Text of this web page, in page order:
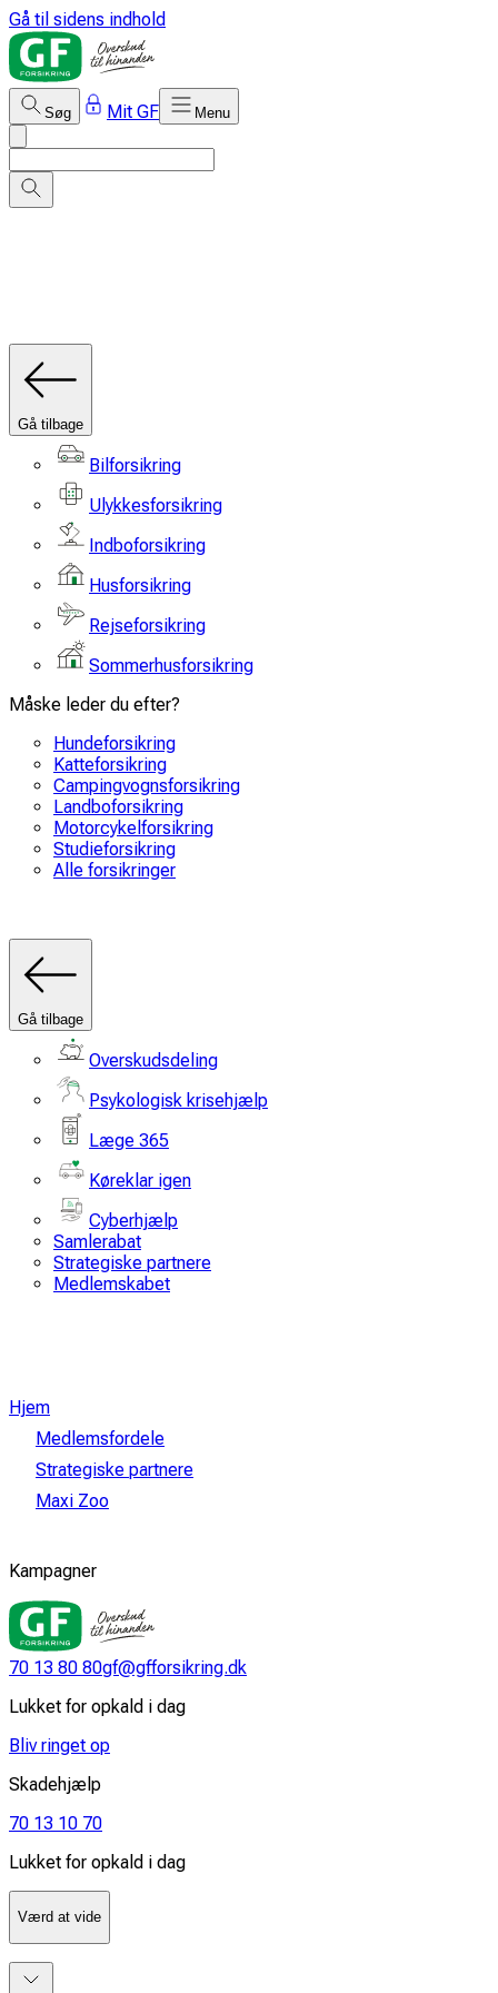
Gå til sidens indhold
Søg Mit GF Menu
Gå tilbage
Bilforsikring
Ulykkesforsikring
Indboforsikring
Husforsikring
Rejseforsikring
Sommerhusforsikring
Måske leder du efter?
Hundeforsikring
Katteforsikring
Campingvognsforsikring
Landboforsikring
Motorcykelforsikring
Studieforsikring
Alle forsikringer
Gå tilbage
Overskudsdeling
Psykologisk krisehjælp
Læge 365
Køreklar igen
Cyberhjælp
Samlerabat
Strategiske partnere
Medlemskabet
Hjem
Medlemsfordele
Strategiske partnere
Maxi Zoo
Kampagner
70 13 80 80gf@gfforsikring.dk
Lukket for opkald i dag
Bliv ringet op
Skadehjælp
70 13 10 70
Lukket for opkald i dag
Værd at vide